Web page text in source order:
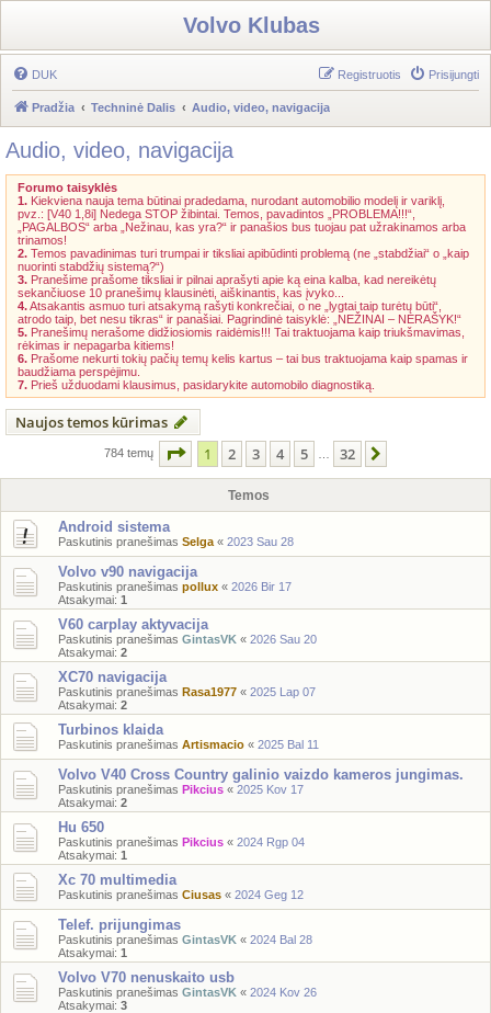
Volvo Klubas
DUK Prisijungti
Registruotis
Pradžia Techninė Dalis Audio, video, navigacija
Audio, video, navigacija
Forumo taisyklės
1. Kiekviena nauja tema būtinai pradedama, nurodant automobilio modelį ir variklį,
pvz.: [V40 1,8i] Nedega STOP žibintai. Temos, pavadintos „PROBLEMA!!!“,
„PAGALBOS“ arba „Nežinau, kas yra?“ ir panašios bus tuojau pat užrakinamos arba
trinamos!
2. Temos pavadinimas turi trumpai ir tiksliai apibūdinti problemą (ne „stabdžiai“ o „kaip
nuorinti stabdžių sistemą?“)
3. Pranešime prašome tiksliai ir pilnai aprašyti apie ką eina kalba, kad nereikėtų
sekančiuose 10 pranešimų klausinėti, aiškinantis, kas įvyko...
4.Atsakantis asmuo turi atsakymą rašyti konkrečiai, o ne „lygtai taip turėtų būti“,
atrodo taip, bet nesu tikras“ ir panašiai. Pagrindinė taisyklė: „NEŽINAI – NERAŠYK!“
5. Pranešimų nerašome didžiosiomis raidėmis!!! Tai traktuojama kaip triukšmavimas,
rėkimas ir nepagarba kitiems!
6. Prašome nekurti tokių pačių temų kelis kartus – tai bus traktuojama kaip spamas ir
baudžiama perspėjimu.
7. Prieš užduodami klausimus, pasidarykite automobilo diagnostiką.
Naujos temos kūrimas
784 temų Puslapis 1iš 32
1 2 3 4 5 32
Temos
Android sistema
Paskutinis pranešimas Selga « 2023 Sau 28
Volvo v90 navigacija
Paskutinis pranešimas pollux « 2026 Bir 17
Atsakymai: 1
V60 carplay aktyvacija
Paskutinis pranešimas GintasVK « 2026 Sau 20
Atsakymai: 2
XC70 navigacija
Paskutinis pranešimas Rasa1977 « 2025 Lap 07
Atsakymai: 2
Turbinos klaida
Paskutinis pranešimas Artismacio « 2025 Bal 11
Volvo V40 Cross Country galinio vaizdo kameros jungimas.
Paskutinis pranešimas Pikcius « 2025 Kov 17
Atsakymai: 2
Hu 650
Paskutinis pranešimas Pikcius « 2024 Rgp 04
Atsakymai: 1
Xc 70 multimedia
Paskutinis pranešimas Ciusas « 2024 Geg 12
Telef. prijungimas
Paskutinis pranešimas GintasVK « 2024 Bal 28
Atsakymai: 1
Volvo V70 nenuskaito usb
Paskutinis pranešimas GintasVK « 2024 Kov 26
Atsakymai: 3